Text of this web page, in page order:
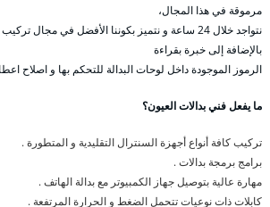
مرموقة في هذا المجال،
نتواجد خلال 24 ساعة و نتميز بكوننا الأفضل في مجال
بالإضافة إلى خبرة بقراءة
الرموز الموجودة داخل لوحات البدالة للتحكم بها و اصلاح
ما يفعل فني بدالات العيون؟
تركيب كافة أنواع أجهزة السنترال التقليدية و المتطورة .
برامج برمجة بدالات .
مهارة عالية بتوصيل جهاز الكمبيوتر مع بدالة الهاتف .
كابلات ذات نوعيات تتحمل الضغط و الحرارة المرتفعة .